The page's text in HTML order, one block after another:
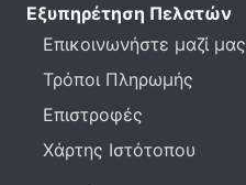
Εξυπηρέτηση Πελατών
Επικοινωνήστε μαζί μας
Τρόποι Πληρωμής
Επιστροφές
Χάρτης Ιστότοπου